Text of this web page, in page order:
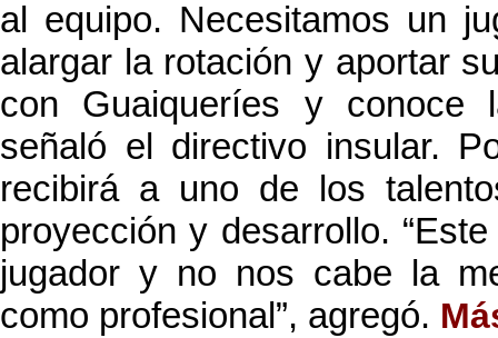
al equipo. Necesitamos un
alargar la rotación y aportar
con Guaiqueríes y conoce
señaló el directivo insular.
recibirá a uno de los
proyección y desarrollo.
jugador y no nos cabe la
como profesional”, agregó.